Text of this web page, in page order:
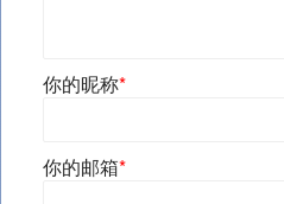
你的昵称*
你的邮箱*